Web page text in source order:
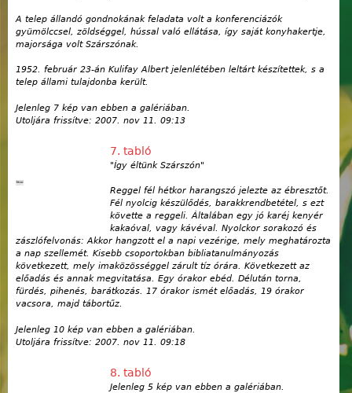
A telep állandó gondnokának feladata volt a konferenciázók
gyümölccsel, zöldséggel, hússal való ellátása, így saját konyhakertje,
majorsága volt Szárszónak.
1952. február 23-án Kulifay Albert jelenlétében leltárt készítettek, s a
telep állami tulajdonba került.
Jelenleg 7 kép van ebben a galériában.
Utoljára frissítve: 2007. nov 11. 09:13
7. tabló
"Így éltünk Szárszón"
Reggel fél hétkor harangszó jelezte az ébresztőt.
Fél nyolcig készülődés, barakkrendbetétel, s ezt
követte a reggeli. Általában egy jó karéj kenyér
kakaóval, vagy kávéval. Nyolckor sorakozó és
zászlófelvonás: Akkor hangzott el a napi vezérige, mely meghatározta
a nap szellemét. Kisebb csoportokban bibliatanulmányozás
következett, mely imaközösséggel zárult tíz órára. Következett az
előadás és annak megvitatása. Egy órakor ebéd. Délután torna,
fürdés, pihenés, barátkozás. 17 órakor ismét előadás, 19 órakor
vacsora, majd tábortűz.
Jelenleg 10 kép van ebben a galériában.
Utoljára frissítve: 2007. nov 11. 09:18
8. tabló
Jelenleg 5 kép van ebben a galériában.